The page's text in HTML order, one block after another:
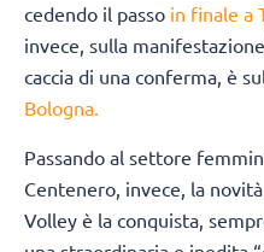
cedendo il passo in finale a
invece, sulla
caccia di una conferma, è
Bologna.
Passando al settore
Centenero, invece, la
Volley è la conquista,